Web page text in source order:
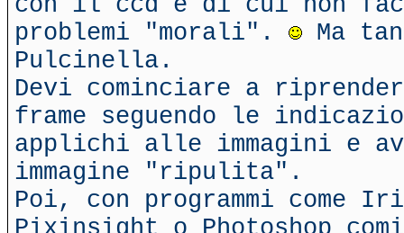
problemi "morali".
Ma
Pulcinella.
Devi cominciare a
frame seguendo le
applichi alle immagini e
immagine "ripulita".
Poi, con programmi come